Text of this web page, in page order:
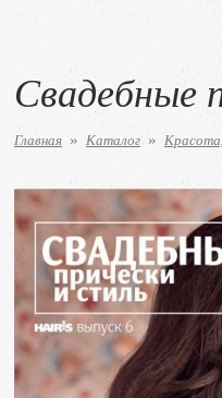
Свадебные
Главная » Каталог »